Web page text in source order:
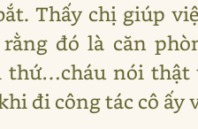
Thấy chị giúp
đó là căn
nói thật
đi công tác cô ấy